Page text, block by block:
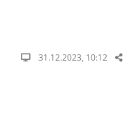
31.12.2023, 10:12